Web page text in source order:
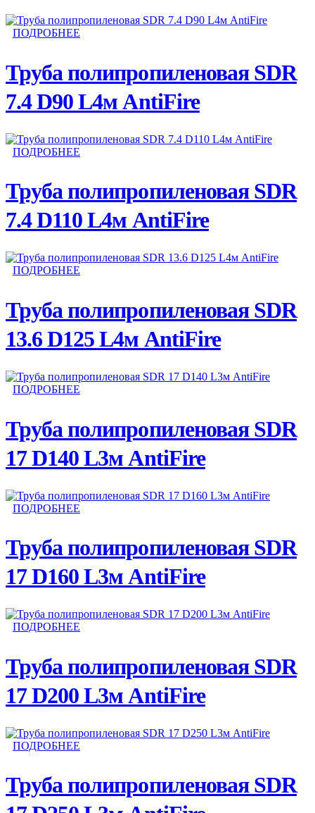
ПОДРОБНЕЕ
Труба полипропиленовая SDR
7.4 D90 L4м AntiFire
ПОДРОБНЕЕ
Труба полипропиленовая SDR
7.4 D110 L4м AntiFire
ПОДРОБНЕЕ
Труба полипропиленовая SDR
13.6 D125 L4м AntiFire
ПОДРОБНЕЕ
Труба полипропиленовая SDR
17 D140 L3м AntiFire
ПОДРОБНЕЕ
Труба полипропиленовая SDR
17 D160 L3м AntiFire
ПОДРОБНЕЕ
Труба полипропиленовая SDR
17 D200 L3м AntiFire
ПОДРОБНЕЕ
Труба полипропиленовая SDR